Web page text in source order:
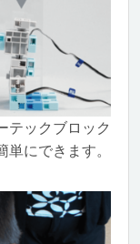
テックブロック
にできます。